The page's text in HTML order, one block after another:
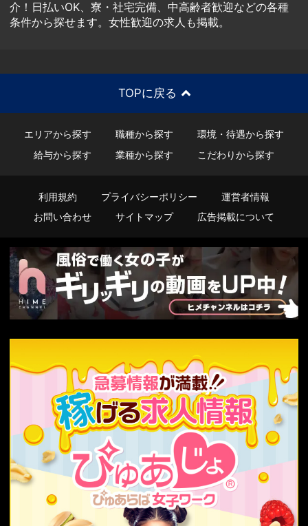
介！日払いOK、寮・社宅完備、中高齢者歓迎などの各種
条件から探せます。女性歓迎の求人も掲載。
TOPに戻る
エリアから探す 職種から探す
環境・待遇から探す
給与から探す
業種から探す こだわりから探す
利用規約 プライバシーポリシー
運営者情報
お問い合わせ
サイトマップ 広告掲載について